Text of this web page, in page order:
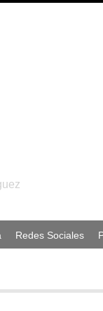
Redes Sociales